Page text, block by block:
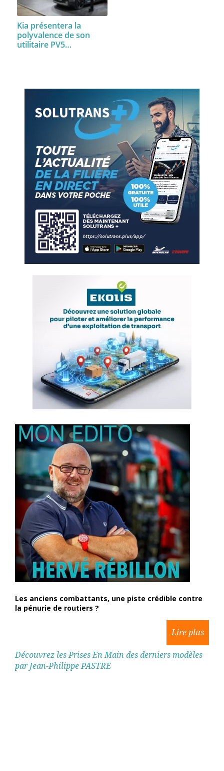
Kia présentera la
polyvalence de son
utilitaire PV5…
Les anciens combattants, une piste crédible contre
la pénurie de routiers ?
Découvrez les Prises En Main des derniers modèles
par Jean-Philippe PASTRE